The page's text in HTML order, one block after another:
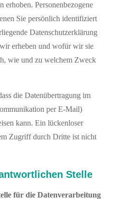
erhoben. Personenbezogene
Sie persönlich identifiziert
Datenschutzerklärung
erheben und wofür wir sie
wie und zu welchem Zweck
die Datenübertragung im
per E-Mail)
kann. Ein lückenloser
Zugriff durch Dritte ist nicht
Stelle
für die Datenverarbeitung